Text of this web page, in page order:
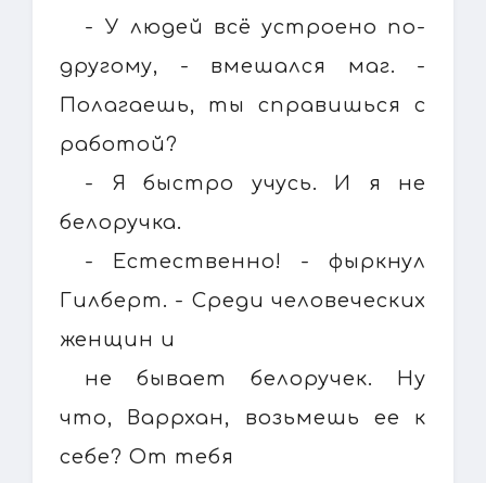
- У людей всё устроено по-
другому, - вмешался маг. -
Полагаешь, ты справишься с
работой?
- Я быстро учусь. И я не
белоручка.
- Естественно! - фыркнул
Гилберт. - Среди человеческих
женщин и
не бывает белоручек. Ну
что, Варрхан, возьмешь ее к
себе? От тебя